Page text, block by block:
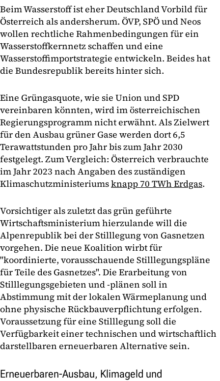
Beim Wasserstoff ist eher Deutschland Vorbild für
Österreich als andersherum. ÖVP, SPÖ und Neos
wollen rechtliche Rahmenbedingungen für ein
Wasserstoffkernnetz schaffen und eine
Wasserstoffimportstrategie entwickeln. Beides hat
die Bundesrepublik bereits hinter sich.
Eine Grüngasquote, wie sie Union und SPD
vereinbaren könnten, wird im österreichischen
Regierungsprogramm nicht erwähnt. Als Zielwert
für den Ausbau grüner Gase werden dort 6,5
Terawattstunden pro Jahr bis zum Jahr 2030
festgelegt. Zum Vergleich: Österreich verbrauchte
im Jahr 2023 nach Angaben des zuständigen
Klimaschutzministeriumsknapp 70 TWh Erdgas.
Vorsichtiger als zuletzt das grün geführte
Wirtschaftsministerium hierzulande will die
Alpenrepublik bei der Stilllegung von Gasnetzen
vorgehen. Die neue Koalition wirbt für
"koordinierte, vorausschauende Stilllegungspläne
für Teile des Gasnetzes". Die Erarbeitung von
Stilllegungsgebieten und -plänen soll in
Abstimmung mit der lokalen Wärmeplanung und
ohne physische Rückbauverpflichtung erfolgen.
Voraussetzung für eine Stilllegung soll die
Verfügbarkeit einer technischen und wirtschaftlich
darstellbaren erneuerbaren Alternative sein.
Erneuerbaren-Ausbau, Klimageld und